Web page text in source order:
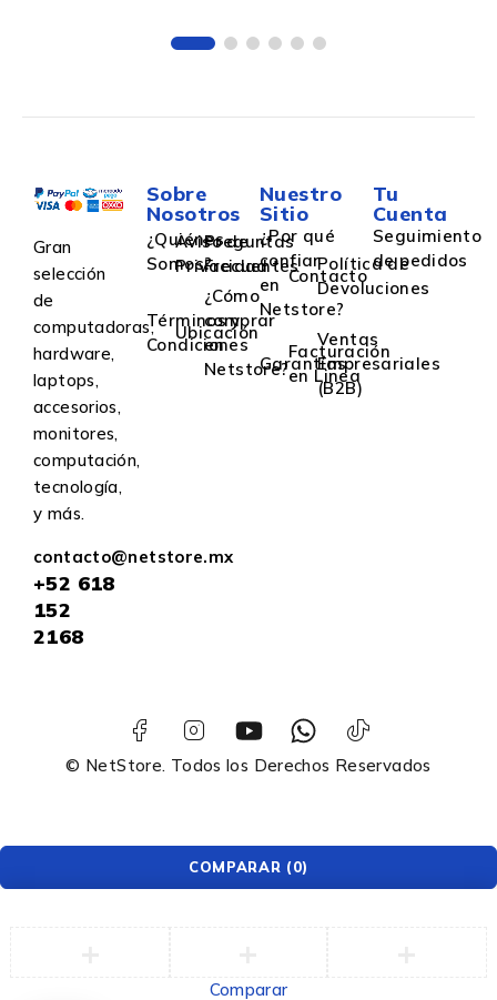
Gran
selección
de
computadoras,
hardware,
laptops,
accesorios,
monitores,
computación,
tecnología,
y más.
contacto@netstore.mx
+52 618
152
2168
Sobre
Nosotros
¿Quiénes
Somos?
Aviso de
Privacidad
Preguntas
Frecuentes
Términos y
Condiciones
Ubicación
¿Cómo
comprar
en
Netstore?
Nuestro
Sitio
¿Por qué
confiar
en
Netstore?
Contacto
Política de
Devoluciones
Garantías
Facturación
en Linea
Ventas
Empresariales
(B2B)
Tu
Cuenta
Seguimiento
de pedidos
© NetStore. Todos los Derechos Reservados
COMPARAR (0)
Comparar